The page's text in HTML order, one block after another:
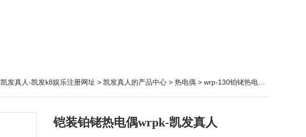
凯发真人-凯发k8娱乐注册网址 > 凯发真人的产品中心 > 热电偶 > wrp-130铂铑热电偶
铠装铂铑热电偶wrpk-凯发真人